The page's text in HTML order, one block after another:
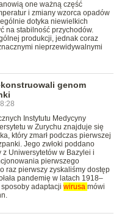
one ważną część
i zmiany wzorca opadów
dotyka niewielkich
na stabilność przychodów.
produkcji, jednak coraz
nieprzewidywalnymi
genom
Instytutu Medycyny
w Zurychu znajduje się
który zmarł podczas pierwszej
Jego zwłoki poddano
Uniwersytetów w Bazylei i
pierwszego
raz pierwszy zyskaliśmy dostęp
pandemię w latach 1918–
adaptacji wirusa mówi